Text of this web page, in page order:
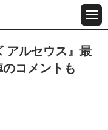
アルセウス』最
コメントも